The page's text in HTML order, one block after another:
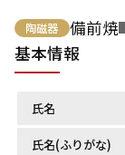
陶磁器 備前焼
基本情報
氏名
氏名(ふりがな)